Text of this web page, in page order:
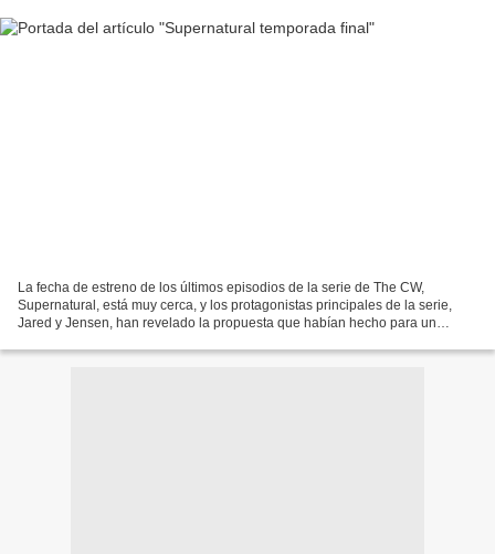
La fecha de estreno de los últimos episodios de la serie de The CW,
Supernatural, está muy cerca, y los protagonistas principales de la serie,
Jared y Jensen, han revelado la propuesta que habían hecho para un